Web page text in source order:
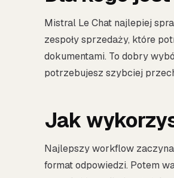
Mistral Le Chat najlepiej
zespoły sprzedaży, które
dokumentami. To dobry
potrzebujesz szybciej
Jak
Najlepszy workflow
format odpowiedzi. Potem